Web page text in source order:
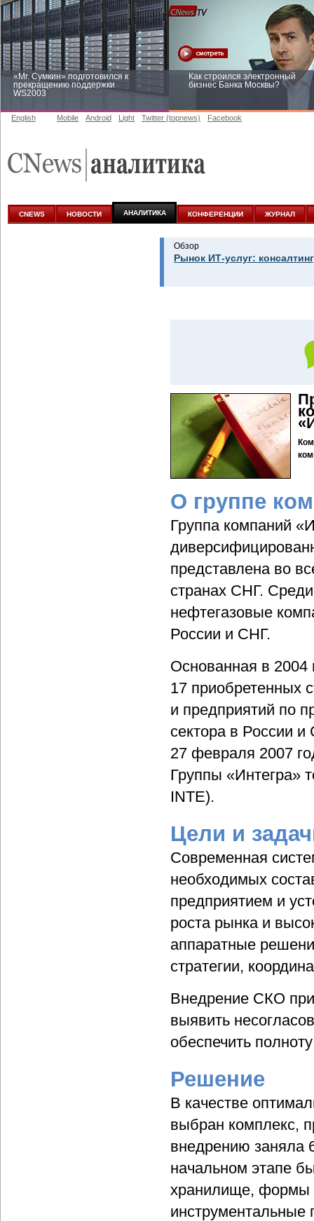
«Mr. Сумкин» подготовился к
прекращению поддержки
WS2003
Как строился электронный
бизнес Банка Москвы?
аналитике
English Mobile Android Light Twitter (topnews) Facebook
CNEWS НОВОСТИ АНАЛИТИКА КОНФЕРЕНЦИИ ЖУРНАЛ
Обзор
Рынок ИТ-услуг:
О группе
Группа компаний
представлена во
странах СНГ.
нефтегазовые
России и СНГ.
Основанная в 2004
17 приобретенных
и предприятий по
сектора в России
27 февраля 2007
Группы «Интегра»
INTE).
Цели и
Современная
необходимых
предприятием и
роста рынка и
аппаратные
стратегии,
Внедрение СКО
выявить
обеспечить
Решение
В качестве
выбран комплекс,
внедрению заняла
начальном этапе
хранилище, формы
инструментальные